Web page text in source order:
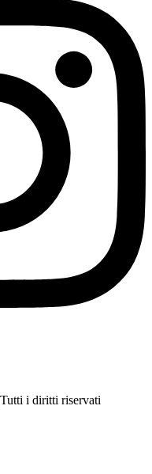
i diritti riservati